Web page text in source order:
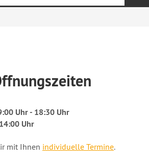
Uhr - 18:30 Uhr
Uhr
mit Ihnen individuelle Termine.